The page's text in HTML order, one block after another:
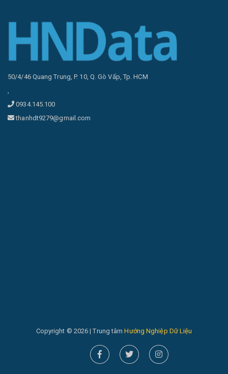
50/4/46 Quang Trung, P. 10, Q. Gò Vấp, Tp. HCM
,
0934.145.100
thanhdt9279@gmail.com
Copyright © 2026 | Trung tâmHướng Nghiệp Dữ Liệu